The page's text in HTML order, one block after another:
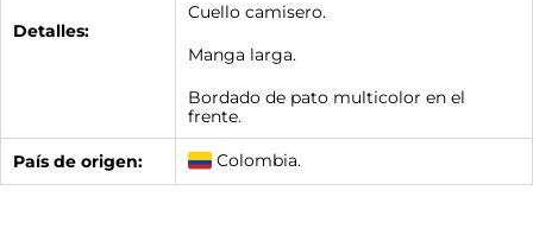
Detalles:
Cuello camisero.
Manga larga.
Bordado de pato multicolor en el
frente.
País de origen: Colombia.